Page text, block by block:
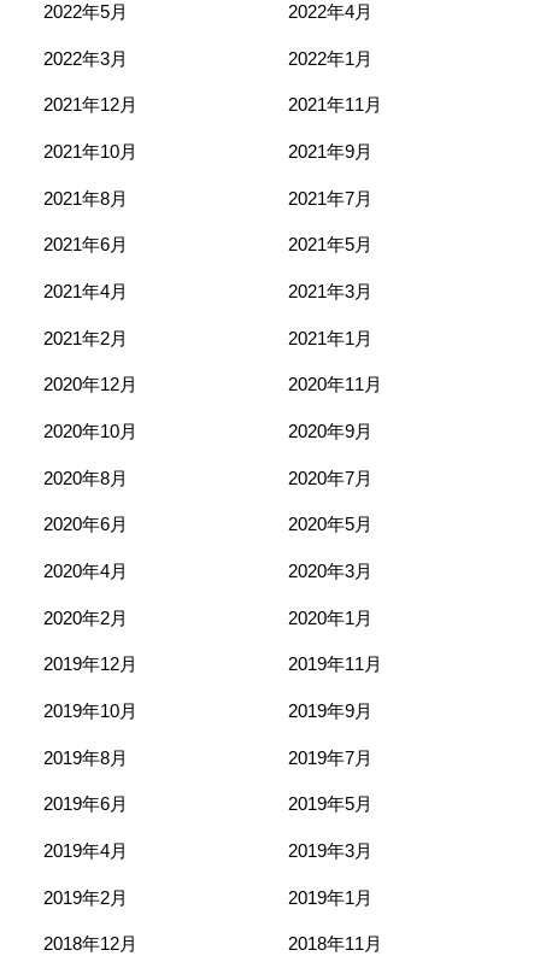
2022年5月 2022年4月
2022年3月 2022年1月
2021年12月 2021年11月
2021年10月 2021年9月
2021年8月 2021年7月
2021年6月 2021年5月
2021年4月 2021年3月
2021年2月 2021年1月
2020年12月 2020年11月
2020年10月 2020年9月
2020年8月 2020年7月
2020年6月 2020年5月
2020年4月 2020年3月
2020年2月 2020年1月
2019年12月 2019年11月
2019年10月 2019年9月
2019年8月 2019年7月
2019年6月 2019年5月
2019年4月 2019年3月
2019年2月 2019年1月
2018年12月 2018年11月